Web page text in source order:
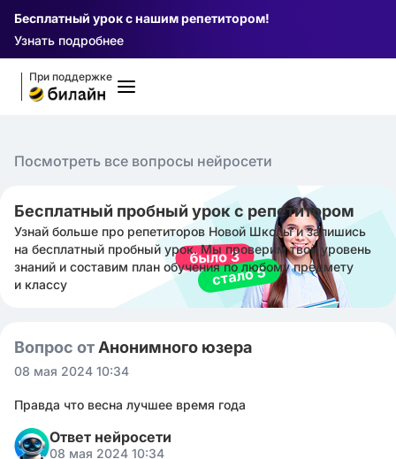
Бесплатный урок с нашим репетитором!
Узнать подробнее
При поддержке
Посмотреть все вопросы нейросети
Бесплатный пробный урок с репетитором
Узнай больше про репетиторов Новой Школы и запишись
на бесплатный пробный урок. Мы проверим твой уровень
знаний и составим план обучения по любому предмету
и классу
Вопрос от Анонимного юзера
08 мая 2024 10:34
Правда что весна лучшее время года
Ответ нейросети
08 мая 2024 10:34